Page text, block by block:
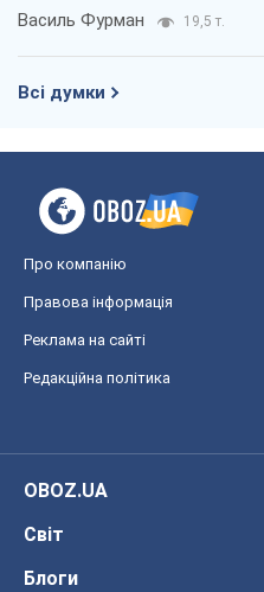
Василь Фурман 19,5 т.
Всі думки
Про компанію
Правова інформація
Реклама на сайті
Редакційна політика
OBOZ.UA
Світ
Блоги